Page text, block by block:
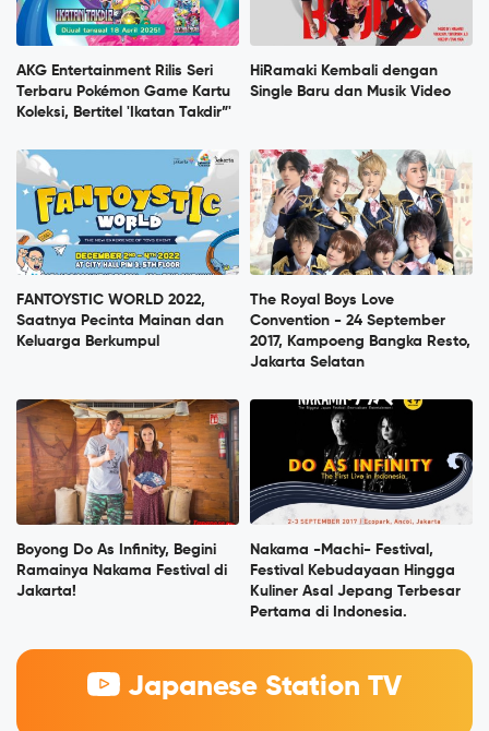
AKG Entertainment Rilis Seri
Terbaru Pokémon Game Kartu
Koleksi, Bertitel 'Ikatan Takdir”'
HiRamaki Kembali dengan
Single Baru dan Musik Video
FANTOYSTIC WORLD 2022,
Saatnya Pecinta Mainan dan
Keluarga Berkumpul
The Royal Boys Love
Convention - 24 September
2017, Kampoeng Bangka Resto,
Jakarta Selatan
Boyong Do As Infinity, Begini
Ramainya Nakama Festival di
Jakarta!
Nakama -Machi- Festival,
Festival Kebudayaan Hingga
Kuliner Asal Jepang Terbesar
Pertama di Indonesia.
Japanese Station TV